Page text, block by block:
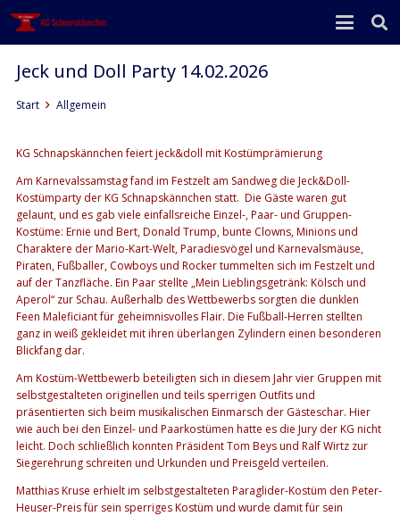
Jeck und Doll Party 14.02.2026
Start Allgemein
KG Schnapskännchen feiert jeck&doll mit Kostümprämierung
Am Karnevalssamstag fand im Festzelt am Sandweg die Jeck&Doll-
Kostümparty der KG Schnapskännchen statt. Die Gäste waren gut
gelaunt, und es gab viele einfallsreiche Einzel-, Paar- und Gruppen-
Kostüme: Ernie und Bert, Donald Trump, bunte Clowns, Minions und
Charaktere der Mario-Kart-Welt, Paradiesvögel und Karnevalsmäuse,
Piraten, Fußballer, Cowboys und Rocker tummelten sich im Festzelt und
auf der Tanzfläche. Ein Paar stellte „Mein Lieblingsgetränk: Kölsch und
Aperol“ zur Schau. Außerhalb des Wettbewerbs sorgten die dunklen
Feen Maleficiant für geheimnisvolles Flair. Die Fußball-Herren stellten
ganz in weiß gekleidet mit ihren überlangen Zylindern einen besonderen
Blickfang dar.
Am Kostüm-Wettbewerb beteiligten sich in diesem Jahr vier Gruppen mit
selbstgestalteten originellen und teils sperrigen Outfits und
präsentierten sich beim musikalischen Einmarsch der Gästeschar. Hier
wie auch bei den Einzel- und Paarkostümen hatte es die Jury der KG nicht
leicht. Doch schließlich konnten Präsident Tom Beys und Ralf Wirtz zur
Siegerehrung schreiten und Urkunden und Preisgeld verteilen.
Matthias Kruse erhielt im selbstgestalteten Paraglider-Kostüm den Peter-
Heuser-Preis für sein sperriges Kostüm und wurde damit für sein